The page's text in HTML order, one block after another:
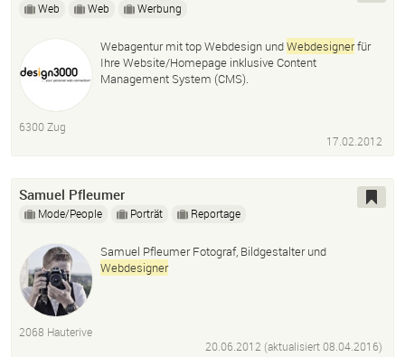
Web Web Werbung
Webagentur mit top Webdesign undWebdesignerfür
Ihre Website/Homepage inklusive Content
Management System (CMS).
6300 Zug
17.02.2012
Samuel Pfleumer
Mode/People Porträt Reportage
Samuel Pfleumer Fotograf, Bildgestalter und
Webdesigner
2068 Hauterive
20.06.2012 (aktualisiert08.04.2016)